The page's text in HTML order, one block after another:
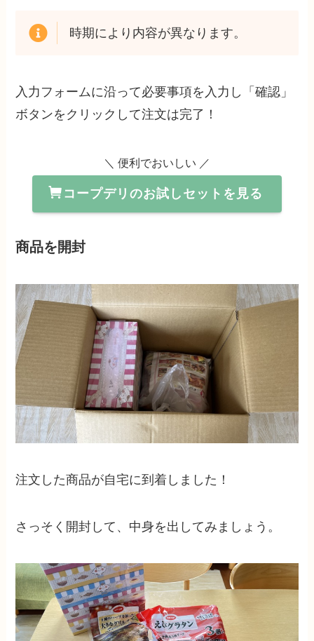
時期により内容が異なります。
入力フォームに沿って必要事項を入力し「確認」
ボタンをクリックして注文は完了！
＼ 便利でおいしい ／
コープデリのお試しセットを見る
商品を開封
注文した商品が自宅に到着しました！
さっそく開封して、中身を出してみましょう。